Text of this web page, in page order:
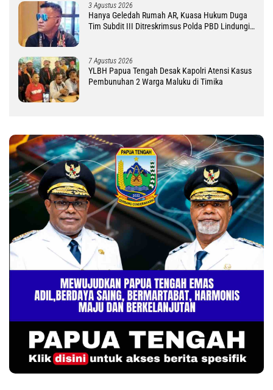
3 Agustus 2026
Hanya Geledah Rumah AR, Kuasa Hukum Duga
Tim Subdit III Ditreskrimsus Polda PBD Lindungi
7 Agustus 2026
YLBH Papua Tengah Desak Kapolri Atensi Kasus
Pembunuhan 2 Warga Maluku di Timika